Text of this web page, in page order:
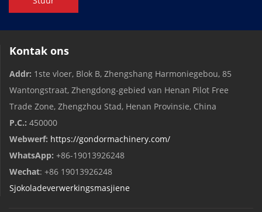
Kontak ons
Addr: 1ste vloer, Blok B, Zhengshang Harmoniegebou, 85
Wantongstraat, Zhengdong-gebied van Henan Pilot Free
Trade Zone, Zhengzhou Stad, Henan Provinsie, China
P.C.: 450000
Webwerf: https://gondormachinery.com/
WhatsApp: +86-19013926248
Wechat: +86 19013926248
Sjokoladeverwerkingsmasjiene